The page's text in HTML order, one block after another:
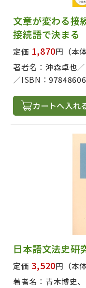
文章が変わる接
接続語で決まる
定価 1,870円 （本
著者名： 沖森卓也
ISBN：
カートへ入れ
日本語文法史
定価 3,520円 （本
著者名： 青木博史